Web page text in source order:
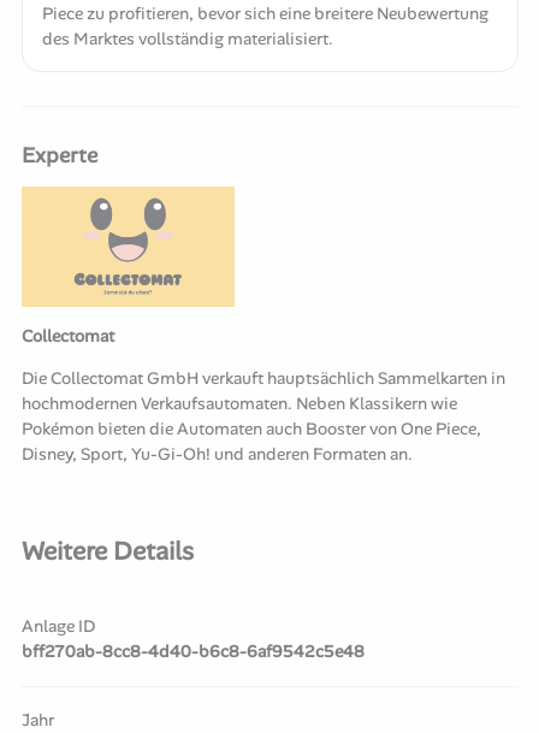
Piece zu profitieren, bevor sich eine breitere Neubewertung
des Marktes vollständig materialisiert.
Experte
Collectomat
Die Collectomat GmbH verkauft hauptsächlich Sammelkarten in
hochmodernen Verkaufsautomaten. Neben Klassikern wie
Pokémon bieten die Automaten auch Booster von One Piece,
Disney, Sport, Yu-Gi-Oh! und anderen Formaten an.
Weitere Details
Anlage ID
bff270ab-8cc8-4d40-b6c8-6af9542c5e48
Jahr